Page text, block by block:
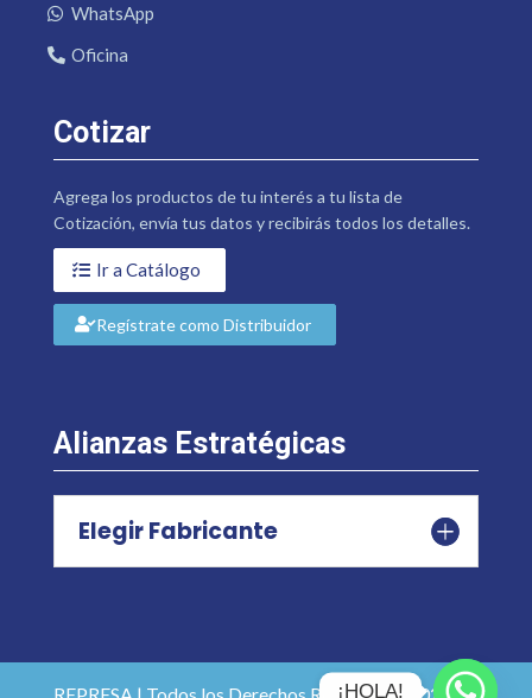
WhatsApp
Oficina
Cotizar
Agrega los productos de tu interés a tu lista de
Cotización, envía tus datos y recibirás todos los detalles.
Ir a Catálogo
Regístrate como Distribuidor
Alianzas Estratégicas
Elegir Fabricante
REPRESA | Todos los Derechos Reservados 2026 |
¡HOLA!